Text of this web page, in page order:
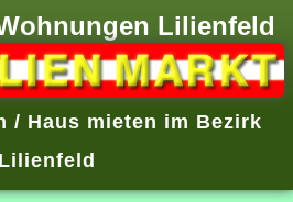
Lilienfeld
/ Haus mieten im Bezirk
Lilienfeld